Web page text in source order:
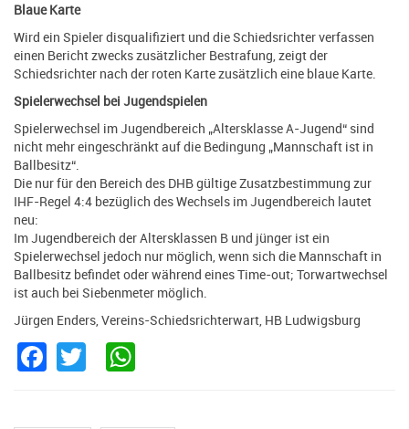
Blaue Karte
Wird ein Spieler disqualifiziert und die Schiedsrichter verfassen
einen Bericht zwecks zusätzlicher Bestrafung, zeigt der
Schiedsrichter nach der roten Karte zusätzlich eine blaue Karte.
Spielerwechsel bei Jugendspielen
Spielerwechsel im Jugendbereich „Altersklasse A-Jugend“ sind
nicht mehr eingeschränkt auf die Bedingung „Mannschaft ist in
Ballbesitz“.
Die nur für den Bereich des DHB gültige Zusatzbestimmung zur
IHF-Regel 4:4 bezüglich des Wechsels im Jugendbereich lautet
neu:
Im Jugendbereich der Altersklassen B und jünger ist ein
Spielerwechsel jedoch nur möglich, wenn sich die Mannschaft in
Ballbesitz befindet oder während eines Time-out; Torwartwechsel
ist auch bei Siebenmeter möglich.
Jürgen Enders, Vereins-Schiedsrichterwart, HB Ludwigsburg
Facebook
Twitter